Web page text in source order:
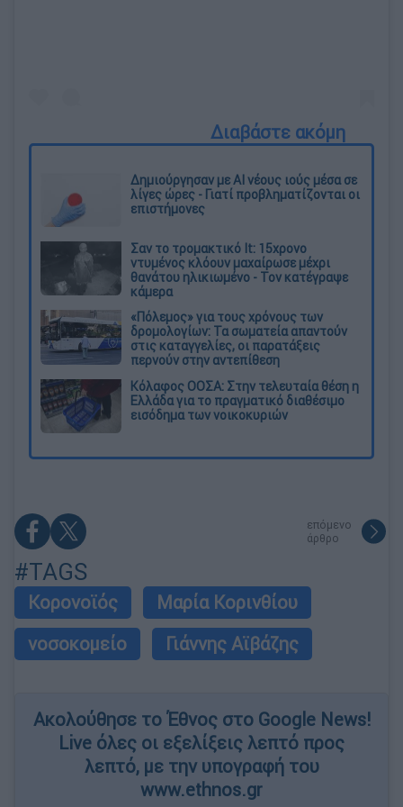
Διαβάστε ακόμη
Δημιούργησαν με AI νέους ιούς μέσα σε
λίγες ώρες - Γιατί προβληματίζονται οι
επιστήμονες
Σαν το τρομακτικό It: 15χρονο
ντυμένος κλόουν μαχαίρωσε μέχρι
θανάτου ηλικιωμένο - Τον κατέγραψε
κάμερα
«Πόλεμος» για τους χρόνους των
δρομολογίων: Τα σωματεία απαντούν
στις καταγγελίες, οι παρατάξεις
περνούν στην αντεπίθεση
Κόλαφος ΟΟΣΑ: Στην τελευταία θέση η
Ελλάδα για το πραγματικό διαθέσιμο
εισόδημα των νοικοκυριών
επόμενο
άρθρο
#TAGS
Κορονοϊός
Μαρία Κορινθίου
νοσοκομείο
Γιάννης Αϊβάζης
Ακολούθησε το Έθνος στο Google News!
Live όλες οι εξελίξεις λεπτό προς
λεπτό, με την υπογραφή του
www.ethnos.gr